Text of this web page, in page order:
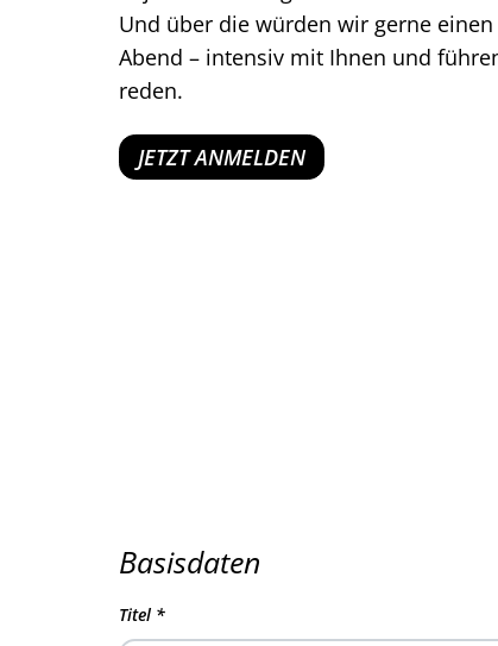
Und über die würden wir gerne
Abend – intensiv mit Ihnen und
reden.
JETZT ANMELDEN
Basisdaten
Titel *